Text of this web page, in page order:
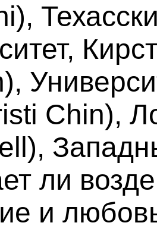
Chin),
ли
и